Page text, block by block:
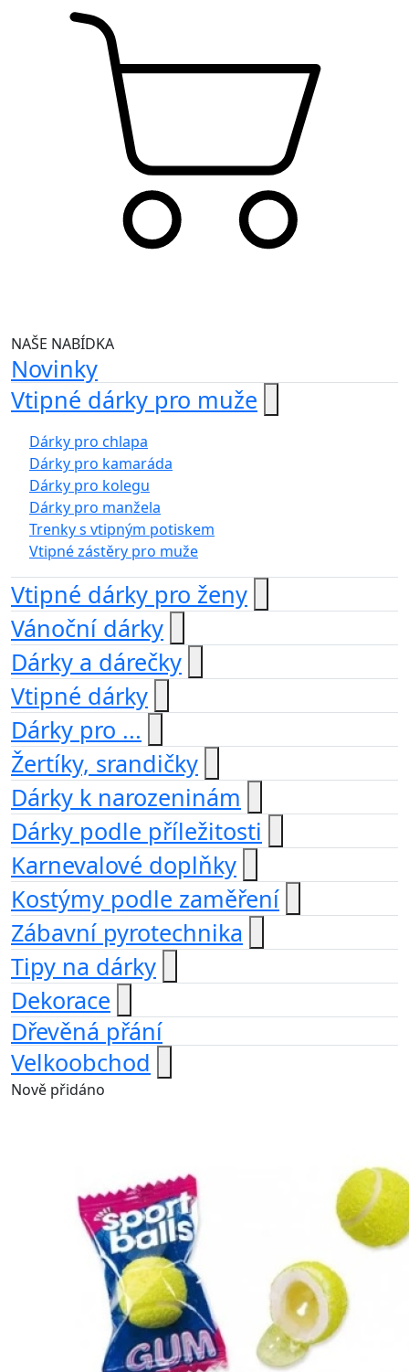
NAŠE NABÍDKA
Novinky
Vtipné dárky pro muže
Dárky pro chlapa
Dárky pro kamaráda
Dárky pro kolegu
Dárky pro manžela
Trenky s vtipným potiskem
Vtipné zástěry pro muže
Vtipné dárky pro ženy
Vánoční dárky
Dárky a dárečky
Vtipné dárky
Dárky pro ...
Žertíky, srandičky
Dárky k narozeninám
Dárky podle příležitosti
Karnevalové doplňky
Kostýmy podle zaměření
Zábavní pyrotechnika
Tipy na dárky
Dekorace
Dřevěná přání
Velkoobchod
Nově přidáno